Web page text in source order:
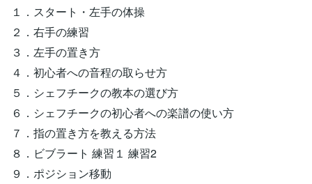
１．スタート・左手の体操
２．右手の練習
３．左手の置き方
４．初心者への音程の取らせ方
５．シェフチークの教本の選び方
６．シェフチークの初心者への楽譜の使い方
７．指の置き方を教える方法
８．ビブラート 練習１ 練習2
９．ポジション移動